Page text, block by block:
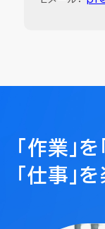
「作業」
「仕事」